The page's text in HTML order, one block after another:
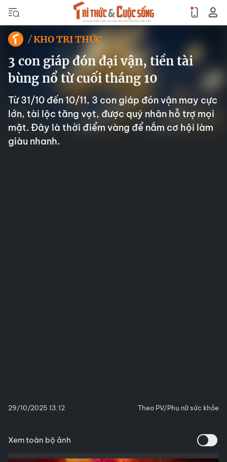
KHO TRI THỨC
3 con giáp đón đại vận, tiền tài
bùng nổ từ cuối tháng 10
Từ 31/10 đến 10/11, 3 con giáp đón vận may cực
lớn, tài lộc tăng vọt, được quý nhân hỗ trợ mọi
mặt. Đây là thời điểm vàng để nắm cơ hội làm
giàu nhanh.
29/10/2025 13:12 Theo PV/Phụ nữ sức khỏe
Xem toàn bộ ảnh